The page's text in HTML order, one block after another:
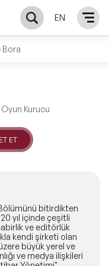
EN
Bora
Kurucu
ET
bitirdikten
yıl içinde çeşitli
ve editörlük
kendi şirketi olan
büyük yerel ve
ve medya ilişkileri